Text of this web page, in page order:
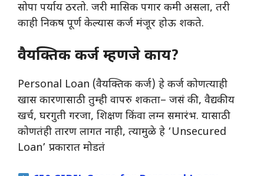
सोपा पर्याय ठरतो. जरी मासिक पगार कमी असला, तरी
काही निकष पूर्ण केल्यास कर्ज मंजूर होऊ शकते.
वैयक्तिक कर्ज म्हणजे काय?
Personal Loan (वैयक्तिक कर्ज) हे कर्ज कोणत्याही
खास कारणासाठी तुम्ही वापरु शकता– जसं की, वैद्यकीय
खर्च, घरगुती गरजा, शिक्षण किंवा लग्न समारंभ. यासाठी
कोणतंही तारण लागत नाही, त्यामुळे हे ‘Unsecured
Loan’ प्रकारात मोडतं